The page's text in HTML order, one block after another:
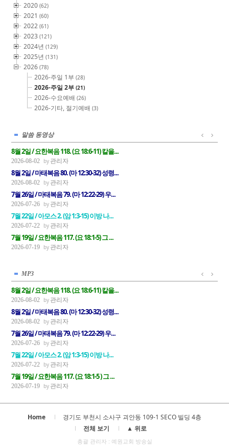
2020(62)
2021(60)
2022(61)
2023(121)
2024년(129)
2025년(131)
2026(78)
2026-주일 1부(28)
2026-주일 2부(21)
2026-수요예배(26)
2026-기타, 절기예배(3)
말씀 동영상
8월 2일 / 요한복음 118. (요 18:6-11) 칼을...
2026-08-02 관리자
8월 2일 / 마태복음 80. (마 12:30-32) 성령...
2026-08-02 관리자
7월 26일 / 마태복음 79. (마 12:22-29) 우...
2026-07-26 관리자
7월 22일 / 아모스 2. (암 1:3-15) 이방 나...
2026-07-22 관리자
7월 19일 / 요한복음 117. (요 18:1-5) 그 ...
2026-07-19 관리자
MP3
8월 2일 / 요한복음 118. (요 18:6-11) 칼을...
2026-08-02 관리자
8월 2일 / 마태복음 80. (마 12:30-32) 성령...
2026-08-02 관리자
7월 26일 / 마태복음 79. (마 12:22-29) 우...
2026-07-26 관리자
7월 22일 / 아모스 2. (암 1:3-15) 이방 나...
2026-07-22 관리자
7월 19일 / 요한복음 117. (요 18:1-5 ) 그 ...
2026-07-19 관리자
Home
경기도 부천시 소사구 괴안동 109-1 SECO 빌딩 4층
전체 보기
▲ 위로
총괄 관리자 : 예원교회 방송실